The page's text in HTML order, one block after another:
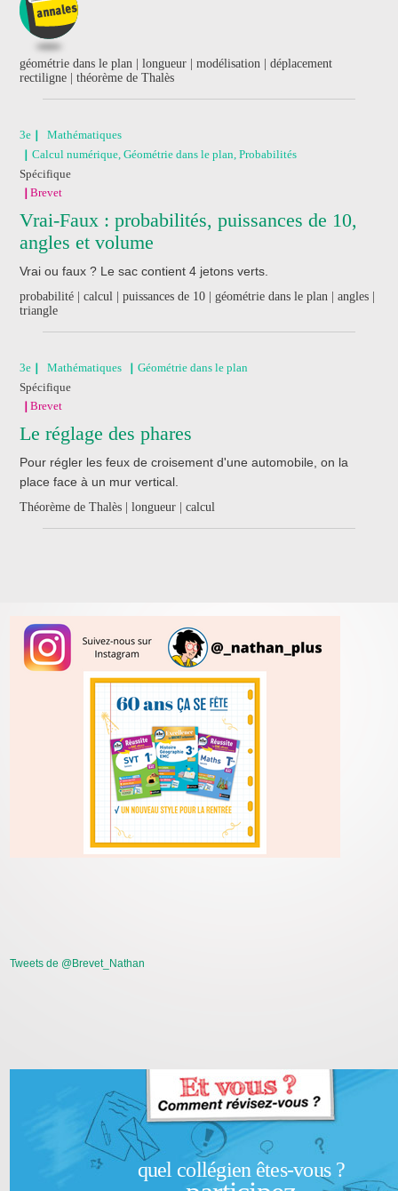
géométrie dans le plan | longueur | modélisation | déplacement
rectiligne | théorème de Thalès
3e
Mathématiques
Calcul numérique, Géométrie dans le plan, Probabilités
Spécifique
Brevet
Vrai-Faux : probabilités, puissances de 10,
angles et volume
Vrai ou faux ? Le sac contient 4 jetons verts.
probabilité | calcul | puissances de 10 | géométrie dans le plan | angles |
triangle
3e Mathématiques
Géométrie dans le plan
Spécifique
Brevet
Le réglage des phares
Pour régler les feux de croisement d'une automobile, on la
place face à un mur vertical.
Théorème de Thalès | longueur | calcul
Tweets de @Brevet_Nathan
quel collégien êtes-vous ?